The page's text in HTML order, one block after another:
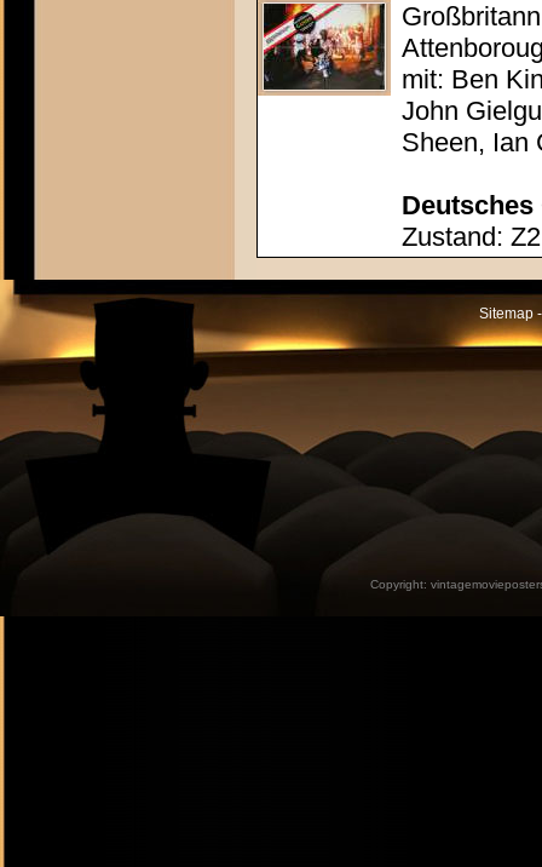
mit: Ben
John
Sheen, Ian
Deutsches
Zustand:
Sitemap
Copyright: